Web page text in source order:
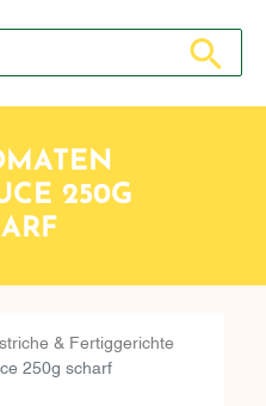
Wein, Fleisch, Keramik,
Suche
250G
& Fertiggerichte
250g scharf